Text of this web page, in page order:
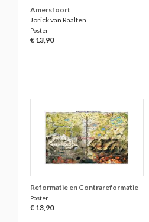
Amersfoort
Jorick van Raalten
Poster
€ 13,90
Reformatie en Contrareformatie
Poster
€ 13,90